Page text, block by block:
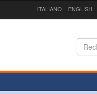
ITALIANO ENGLISH